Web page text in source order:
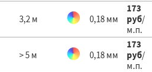
3,2 м 0,18 мм
173
руб/
м.п.
> 5 м 0,18 мм
173
руб/
м.п.